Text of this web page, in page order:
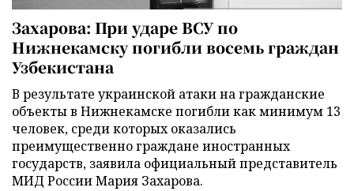
Захарова: При ударе ВСУ по
Нижнекамску погибли восемь граждан
Узбекистана
В результате украинской атаки на гражданские
объекты в Нижнекамске погибли как минимум 13
человек, среди которых оказались
преимущественно граждане иностранных
государств, заявила официальный представитель
МИД России Мария Захарова.